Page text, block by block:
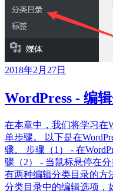
2018年2月27日
WordPress - 编
在本章中，我们将学习在
单步骤。 以下是在
骤。 步骤（1） - 在
骤（2） - 当鼠标悬停在
有两种编辑分类目录的方
分类目录中的编辑选项，